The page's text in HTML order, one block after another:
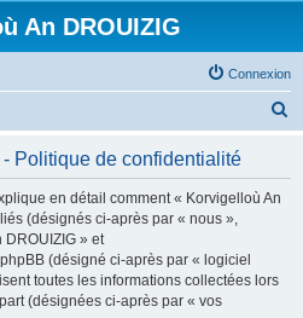
An DROUIZIG
Connexion
Politique de confidentialité
en détail comment « Korvigelloù An
(désignés ci-après par « nous »,
DROUIZIG » et
(désigné ci-après par « logiciel
toutes les informations collectées lors
(désignées ci-après par « vos